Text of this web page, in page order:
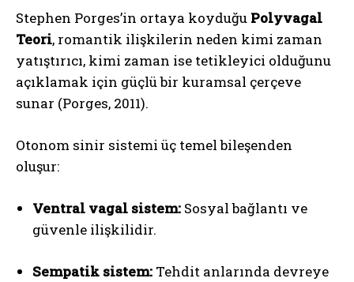
Stephen Porges’in ortaya koyduğu Polyvagal
Teori, romantik ilişkilerin neden kimi zaman
yatıştırıcı, kimi zaman ise tetikleyici olduğunu
açıklamak için güçlü bir kuramsal çerçeve
sunar (Porges, 2011).
Otonom sinir sistemi üç temel bileşenden
oluşur:
Ventral vagal sistem: Sosyal bağlantı ve
güvenle ilişkilidir.
Sempatik sistem: Tehdit anlarında devreye